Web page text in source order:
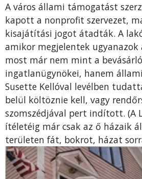
A város állami támogatást
kapott a nonprofit szervezet,
kisajátítási jogot átadták. A
amikor megjelentek ugyanazok
most már nem mint a
ingatlanügynökei, hanem
Susette Kellóval levélben
belül költöznie kell, vagy
szomszédjával pert indított. (A
ítéletéig már csak az ő házaik
területen fát, bokrot, házat